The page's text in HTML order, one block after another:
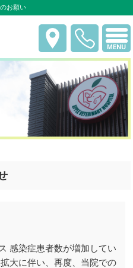
お願い
感染症患者数が増加してい
大に伴い、再度、当院での